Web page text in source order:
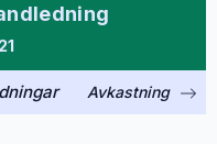
Avkastning